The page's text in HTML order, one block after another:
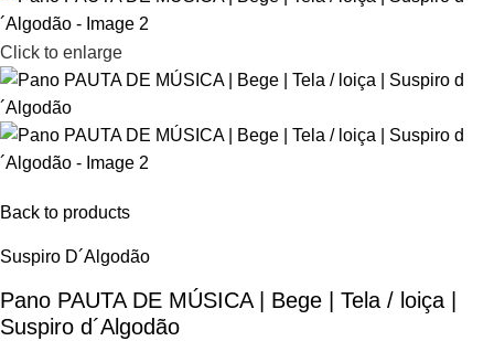
Click to enlarge
Back to products
Suspiro D´Algodão
Pano PAUTA DE MÚSICA | Bege | Tela / loiça |
Suspiro d´Algodão